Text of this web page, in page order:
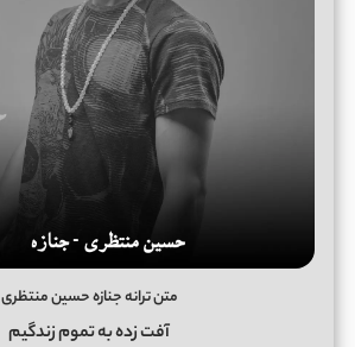
متن ترانه جنازه حسین منتظری
آفت زده به تموم زندگیم